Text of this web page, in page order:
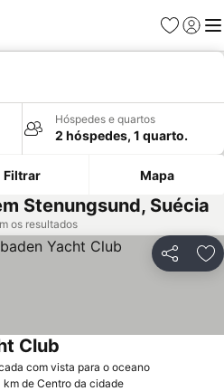
Favoritos
Iniciar
Hóspedes e quartos
2 hóspedes, 1 quarto.
Filtrar Mapa
Stenungsund, Suécia
os resultados
Partilhar
com vista para o oceanoVer preços
Club
km de Centro da cidade